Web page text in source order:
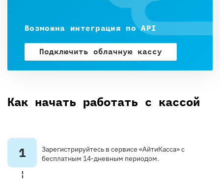
Возможна интеграция по API
Подключить облачную кассу
Как начать работать с кассой
1
Зарегистрируйтесь в сервисе «АйтиКасса» с
бесплатным 14-дневным периодом.